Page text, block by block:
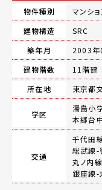
物件種別
マンショ
建物構造
SRC
築年月
2003年
建物階数
11階建
所在地
東京都
学区
湯島小
本郷台
交通
千代田
総武線-
丸ノ内
銀座線-